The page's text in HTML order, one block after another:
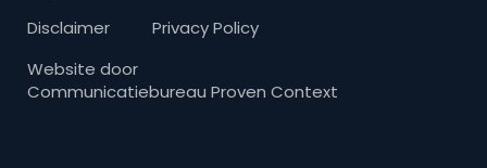
Disclaimer
Privacy Policy
Website door
Communicatiebureau Proven Context